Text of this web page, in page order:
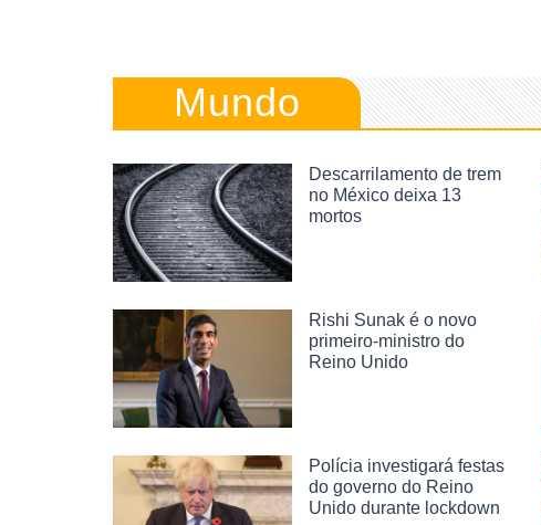
Mundo
Descarrilamento de trem
no México deixa 13
mortos
Rishi Sunak é o novo
primeiro-ministro do
Reino Unido
Polícia investigará festas
do governo do Reino
Unido durante lockdown